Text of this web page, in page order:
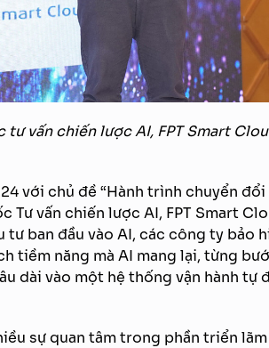
vấn chiến lược AI, FPT Smart
với chủ đề “Hành trình chuyển
Tư vấn chiến lược AI, FPT Smart
tư ban đầu vào AI, các công ty bảo
tiềm năng mà AI mang lại, từng
dài vào một hệ thống vận hành tự
sự quan tâm trong phần triển